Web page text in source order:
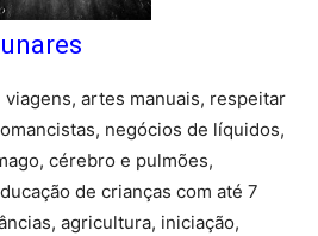
artes manuais, respeitar
negócios de líquidos,
cérebro e pulmões,
de crianças com até 7
agricultura, iniciação,